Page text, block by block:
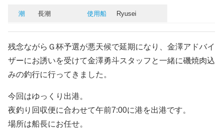
潮 長潮 使用船 Ryusei
残念ながらＧ杯予選が悪天候で延期になり、金澤アドバイ
ザーにお誘いを受けて金澤勇斗スタッフと一緒に磯焼肉込
みの釣行に行ってきました。
今回はゆっくり出港。
夜釣り回収便に合わせて午前7:00に港を出港です。
場所は船長にお任せ。